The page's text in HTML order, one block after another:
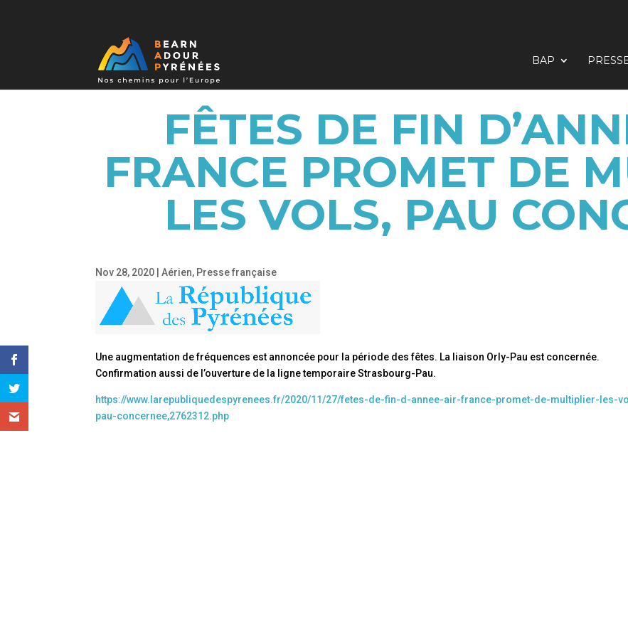
BAP
FÊTES DE FIN
FRANCE PROMET DE
LES VOLS, PAU
Nov 28, 2020 |Aérien, Presse française
Une augmentation de fréquences est annoncée pour la période des fêtes. La liaison Orly-Pau est concernée.
Confirmation aussi de l’ouverture de la ligne temporaire Strasbourg-Pau.
https://www.larepubliquedespyrenees.fr/2020/11/27/fetes-de-fin-d-annee-air-france-promet-de-multiplier-les-
pau-concernee,2762312.php